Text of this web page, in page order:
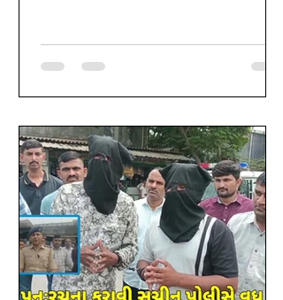
જીલ્લાના સભ્યો હાજર રહ્યા હતા.આ
કાર્યક્રમમાં અતિથિ વિશેષ તરીકે વિશ્વકર્મા
ખાસ ઉપસ્થિત રહ્યા હતા.કાર્યક્રમની
શરૂઆત પ્રાર્થના અને દીપ પ્રાગટ્યથી
કરવામાં આવી હતી.સામાન્ય સભાના
અધ્યક્ષ તરીકે અમૃતલાલ ડી.સુથારની વરણી
કરવામાં આવી હતી.ત્યારબાદ વર્ષ